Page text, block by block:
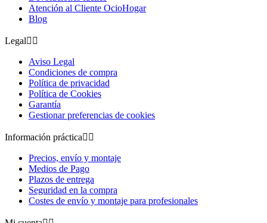
Atención al Cliente OcioHogar
Blog
Legal 
Aviso Legal
Condiciones de compra
Política de privacidad
Política de Cookies
Garantía
Gestionar preferencias de cookies
Información práctica 
Precios, envío y montaje
Medios de Pago
Plazos de entrega
Seguridad en la compra
Costes de envío y montaje para profesionales